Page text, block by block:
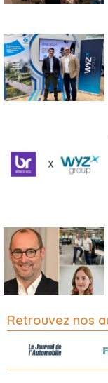
Retrouvez nos